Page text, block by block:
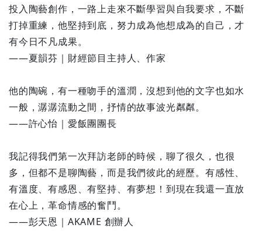
投入陶藝創作，一路上走來不斷學習與自我要求，不斷
打掉重練，他堅持到底，努力成為他想成為的自己，才
有今日不凡成果。
——夏韻芬｜財經節目主持人、作家
他的陶碗，有一種吻手的溫潤，沒想到他的文字也如水
一般，潺潺流動之間，抒情的故事波光粼粼。
——許心怡｜愛飯團團長
我記得我們第一次拜訪老師的時候，聊了很久，也很
多，但都不是聊陶藝，而是我們彼此的經歷。有感性、
有溫度、有感恩、有堅持、有夢想！到現在我還一直放
在心上，革命情感的奮鬥。
——彭天恩｜AKAME 創辦人